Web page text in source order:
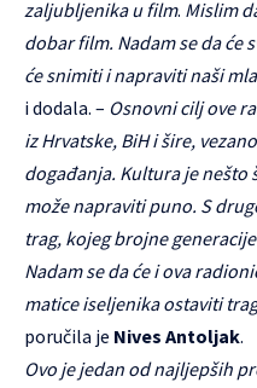
zaljubljenika u film. Mislim
dobar film. Nadam se da će
će snimiti i napraviti naši
i dodala. – Osnovni cilj ove
iz Hrvatske, BiH i šire,
događanja. Kultura je nešto
može napraviti puno. S
trag, kojeg brojne
Nadam se da će i ova
matice iseljenika ostaviti
poručila je Nives Antoljak.
Ovo je jedan od najljepših